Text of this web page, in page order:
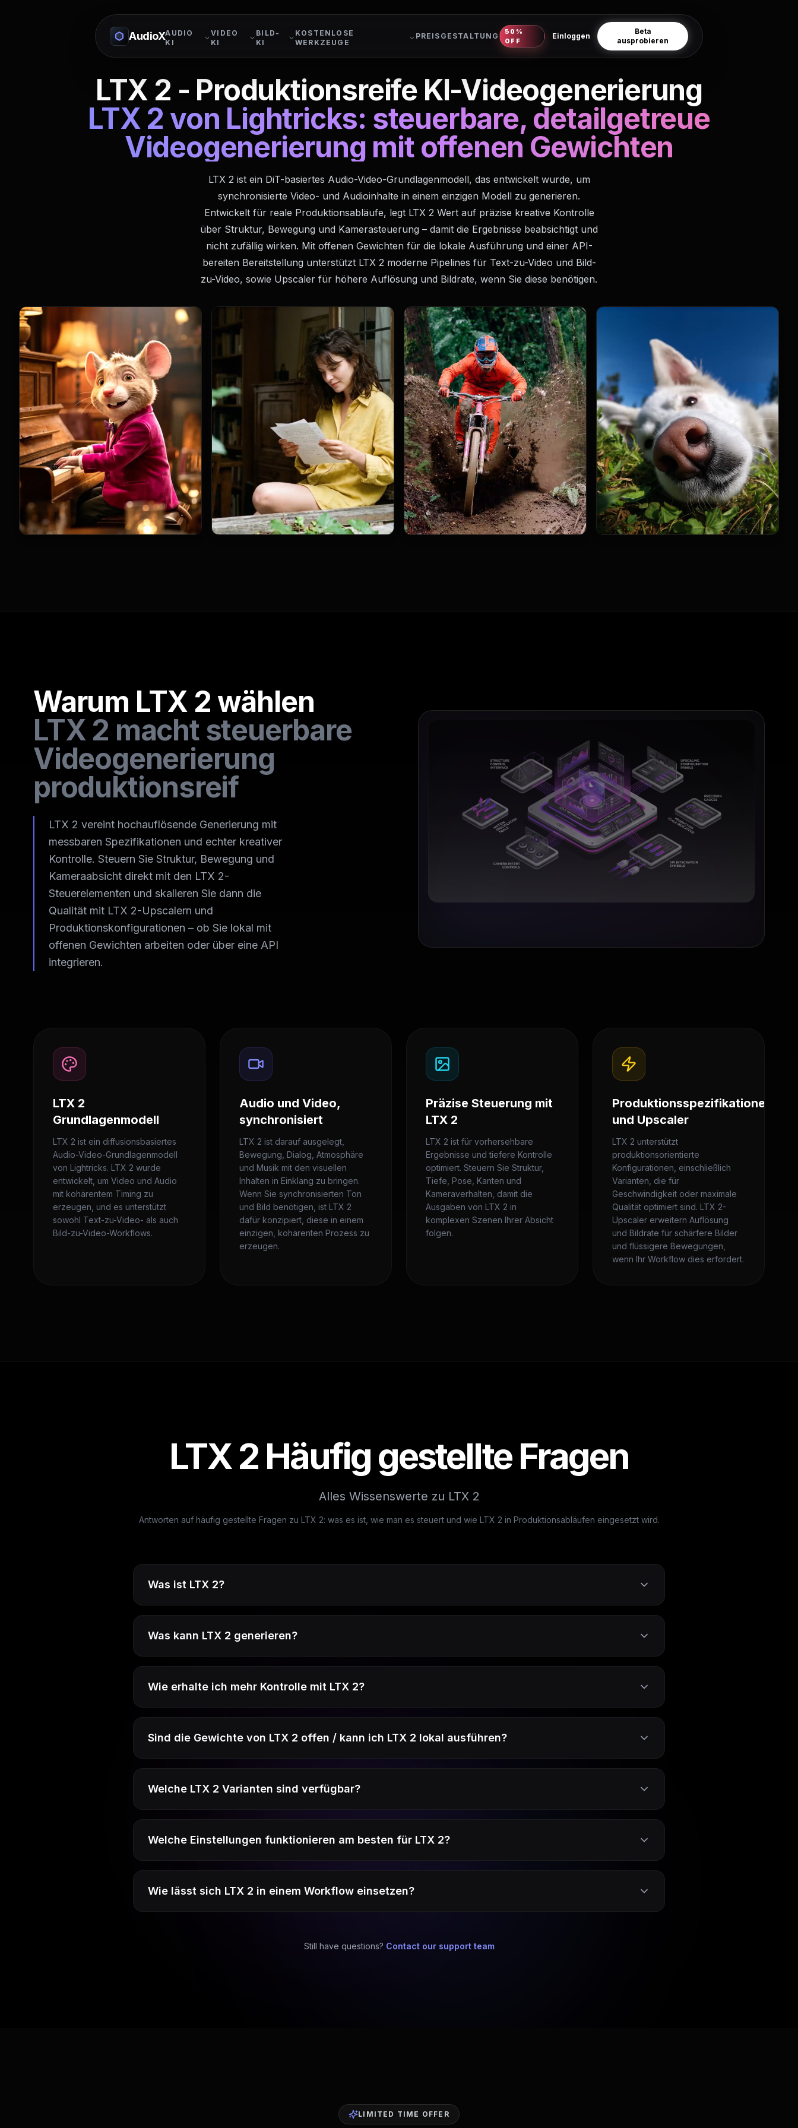
AudioXAUDIO
KI
VIDEO
KI
BILD-
KI
KOSTENLOSE
WERKZEUGE
PREISGESTALTUNG
50%
OFF
Einloggen
Beta
ausprobieren
LTX 2 - Produktionsreife KI-Videogenerierung
LTX 2 von Lightricks: steuerbare, detailgetreue
Videogenerierung mit offenen Gewichten
LTX 2 ist ein DiT-basiertes Audio-Video-Grundlagenmodell, das entwickelt wurde, um
synchronisierte Video- und Audioinhalte in einem einzigen Modell zu generieren.
Entwickelt für reale Produktionsabläufe, legt LTX 2 Wert auf präzise kreative Kontrolle
über Struktur, Bewegung und Kamerasteuerung – damit die Ergebnisse beabsichtigt und
nicht zufällig wirken. Mit offenen Gewichten für die lokale Ausführung und einer API-
bereiten Bereitstellung unterstützt LTX 2 moderne Pipelines für Text-zu-Video und Bild-
zu-Video, sowie Upscaler für höhere Auflösung und Bildrate, wenn Sie diese benötigen.
Warum LTX 2 wählen
LTX 2 macht steuerbare
Videogenerierung
produktionsreif
LTX 2 vereint hochauflösende Generierung mit
messbaren Spezifikationen und echter kreativer
Kontrolle. Steuern Sie Struktur, Bewegung und
Kameraabsicht direkt mit den LTX 2-
Steuerelementen und skalieren Sie dann die
Qualität mit LTX 2-Upscalern und
Produktionskonfigurationen – ob Sie lokal mit
offenen Gewichten arbeiten oder über eine API
integrieren.
LTX 2
Grundlagenmodell
LTX 2 ist ein diffusionsbasiertes
Audio-Video-Grundlagenmodell
von Lightricks. LTX 2 wurde
entwickelt, um Video und Audio
mit kohärentem Timing zu
erzeugen, und es unterstützt
sowohl Text-zu-Video- als auch
Bild-zu-Video-Workflows.
Audio und Video,
synchronisiert
LTX 2 ist darauf ausgelegt,
Bewegung, Dialog, Atmosphäre
und Musik mit den visuellen
Inhalten in Einklang zu bringen.
Wenn Sie synchronisierten Ton
und Bild benötigen, ist LTX 2
dafür konzipiert, diese in einem
einzigen, kohärenten Prozess zu
erzeugen.
Präzise Steuerung mit
LTX 2
LTX 2 ist für vorhersehbare
Ergebnisse und tiefere Kontrolle
optimiert. Steuern Sie Struktur,
Tiefe, Pose, Kanten und
Kameraverhalten, damit die
Ausgaben von LTX 2 in
komplexen Szenen Ihrer Absicht
folgen.
Produktionsspezifikationen
und Upscaler
LTX 2 unterstützt
produktionsorientierte
Konfigurationen, einschließlich
Varianten, die für
Geschwindigkeit oder maximale
Qualität optimiert sind. LTX 2-
Upscaler erweitern Auflösung
und Bildrate für schärfere Bilder
und flüssigere Bewegungen,
wenn Ihr Workflow dies erfordert.
LTX 2 Häufig gestellte Fragen
Alles Wissenswerte zu LTX 2
Antworten auf häufig gestellte Fragen zu LTX 2: was es ist, wie man es steuert und wie LTX 2 in Produktionsabläufen eingesetzt wird.
Was ist LTX 2?
Was kann LTX 2 generieren?
Wie erhalte ich mehr Kontrolle mit LTX 2?
Sind die Gewichte von LTX 2 offen / kann ich LTX 2 lokal ausführen?
Welche LTX 2 Varianten sind verfügbar?
Welche Einstellungen funktionieren am besten für LTX 2?
Wie lässt sich LTX 2 in einem Workflow einsetzen?
Still have questions? Contact our support team
LIMITED TIME OFFER